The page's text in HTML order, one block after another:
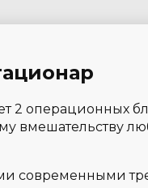
операционных
вмешательству
современными